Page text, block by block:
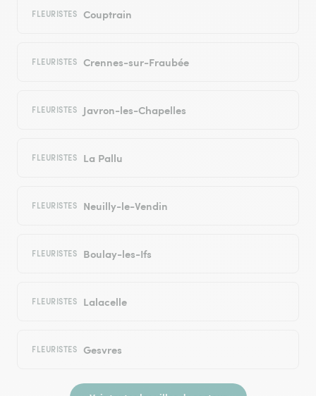
FLEURISTES Couptrain
FLEURISTES Crennes-sur-Fraubée
FLEURISTES Javron-les-Chapelles
FLEURISTES La Pallu
FLEURISTES Neuilly-le-Vendin
FLEURISTES Boulay-les-Ifs
FLEURISTES Lalacelle
FLEURISTES Gesvres